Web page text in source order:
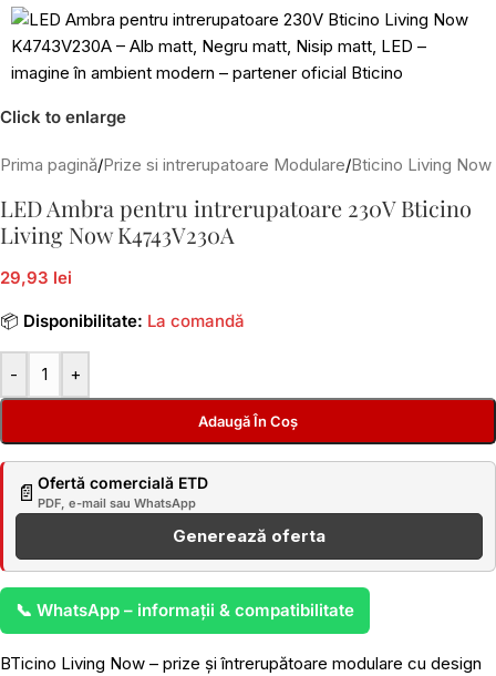
Click to enlarge
Prima pagină/Prize si intrerupatoare Modulare/Bticino Living Now
LED Ambra pentru intrerupatoare 230V Bticino
Living Now K4743V230A
29,93 lei
📦 Disponibilitate: La comandă
- +
Adaugă În Coș
📄 Ofertă comercială ETD
PDF, e-mail sau WhatsApp
Generează oferta
📞 WhatsApp – informații & compatibilitate
BTicino Living Now – prize și întrerupătoare modulare cu design